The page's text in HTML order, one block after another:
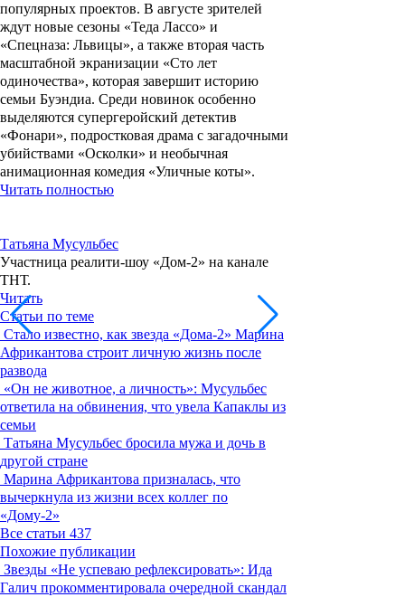
популярных проектов. В августе зрителей
ждут новые сезоны «Теда Лассо» и
«Спецназа: Львицы», а также вторая часть
масштабной экранизации «Сто лет
одиночества», которая завершит историю
семьи Буэндиа. Среди новинок особенно
выделяются супергеройский детектив
«Фонари», подростковая драма с загадочными
убийствами «Осколки» и необычная
анимационная комедия «Уличные коты».
Читать полностью
Татьяна Мусульбес
Участница реалити-шоу «Дом-2» на канале
ТНТ.
Читать
Статьи по теме
Стало известно, как звезда «Дома-2» Марина
Африкантова строит личную жизнь после
развода
«Он не животное, а личность»: Мусульбес
ответила на обвинения, что увела Капаклы из
семьи
Татьяна Мусульбес бросила мужа и дочь в
другой стране
Марина Африкантова призналась, что
вычеркнула из жизни всех коллег по
«Дому-2»
Все статьи 437
Похожие публикации
Звезды «Не успеваю рефлексировать»: Ида
Галич прокомментировала очередной скандал